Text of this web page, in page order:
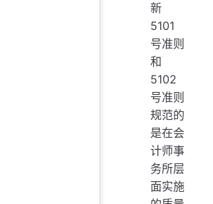
新
5101
号准则
和
5102
号准则
规范的
是在会
计师事
务所层
面实施